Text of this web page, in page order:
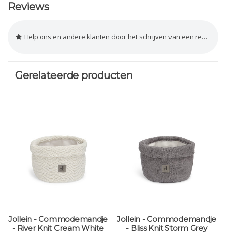
Reviews
Help ons en andere klanten door het schrijven van een review
Gerelateerde producten
Jollein - Commodemandje
- River Knit Cream White
Jollein - Commodemandje
- Bliss Knit Storm Grey